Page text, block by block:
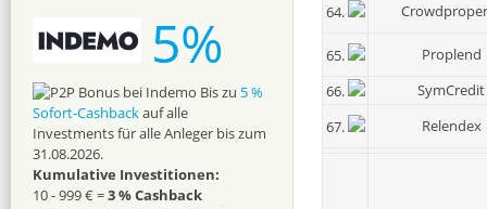
64.
65.
Proplend
66.
SymCredit
67.
Relendex
5%
Bis zu 5 %
Sofort-Cashbackauf alle
Investments für alle Anleger bis zum
31.08.2026.
Kumulative Investitionen:
10 - 999 € =3 % Cashback